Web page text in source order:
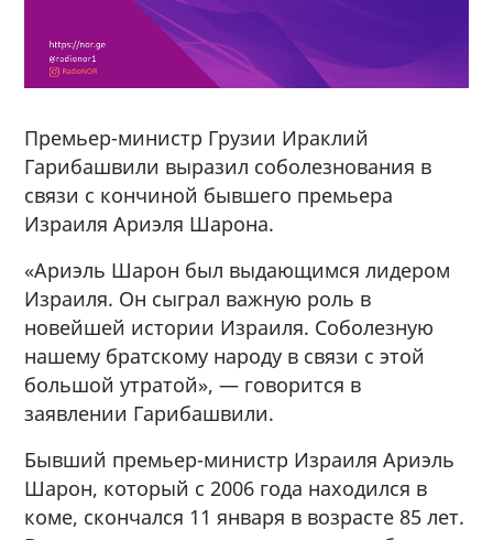
Премьер-министр Грузии Ираклий
Гарибашвили выразил соболезнования в
связи с кончиной бывшего премьера
Израиля Ариэля Шарона.
«Ариэль Шарон был выдающимся лидером
Израиля. Он сыграл важную роль в
новейшей истории Израиля. Соболезную
нашему братскому народу в связи с этой
большой утратой», — говорится в
заявлении Гарибашвили.
Бывший премьер-министр Израиля Ариэль
Шарон, который с 2006 года находился в
коме, скончался 11 января в возрасте 85 лет.